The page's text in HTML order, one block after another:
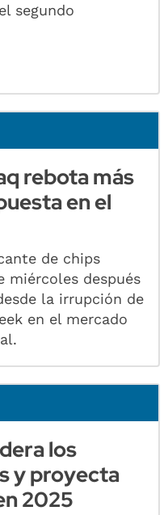
segundo
rebota más
en el
de chips
miércoles después
la irrupción de
en el mercado
los
y proyecta
2025